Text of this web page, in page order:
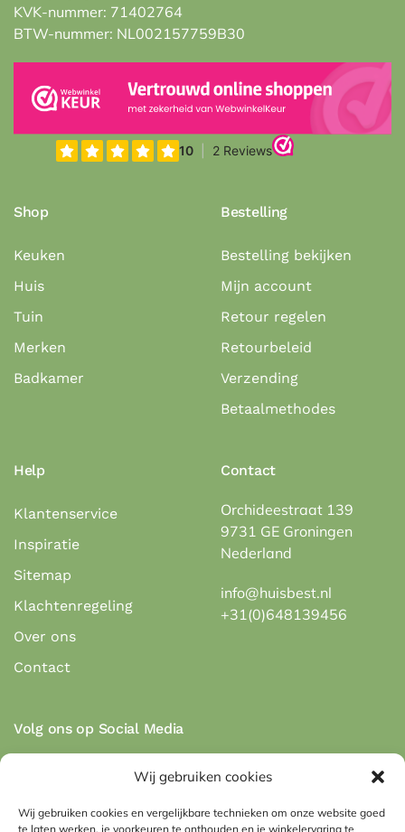
Wij gebruiken cookies
Wij gebruiken cookies en vergelijkbare technieken om onze website goed
te laten werken, je voorkeuren te onthouden en je winkelervaring te
KVK-nummer: 71402764
BTW-nummer: NL002157759B30
Shop
Keuken
Huis
Tuin
Merken
Badkamer
Bestelling
Bestelling bekijken
Mijn account
Retour regelen
Retourbeleid
Verzending
Betaalmethodes
Help
Klantenservice
Inspiratie
Sitemap
Klachtenregeling
Over ons
Contact
Contact
Orchideestraat 139
9731 GE Groningen
Nederland
info@huisbest.nl
+31(0)648139456
Volg ons op Social Media